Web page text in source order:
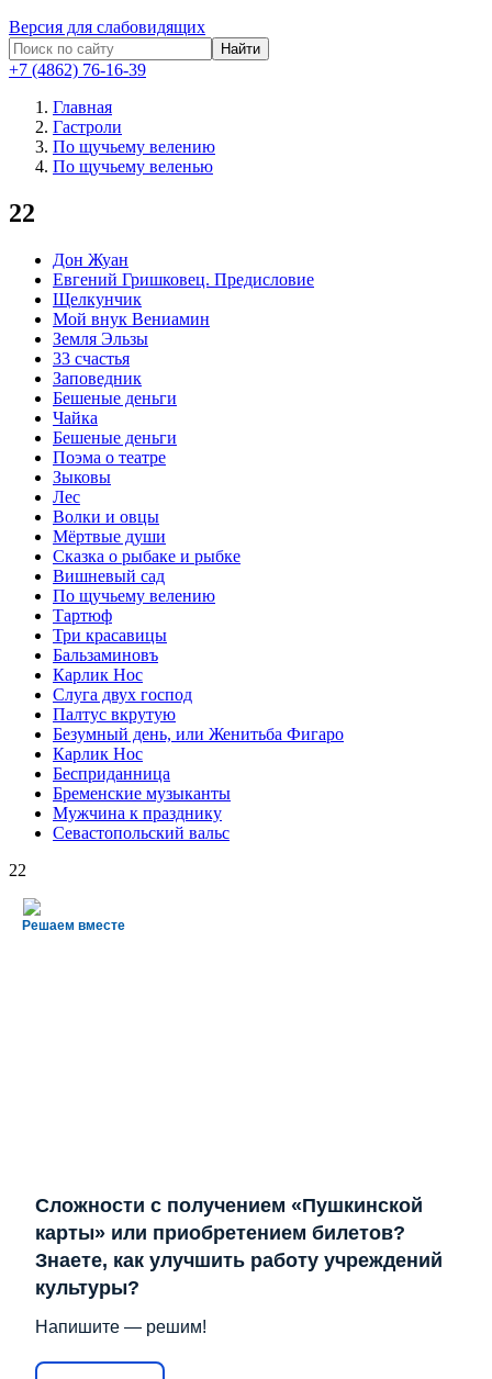
Версия для слабовидящих
Найти
+7 (4862) 76-16-39
Главная
Гастроли
По щучьему велению
По щучьему веленью
22
Дон Жуан
Евгений Гришковец. Предисловие
Щелкунчик
Мой внук Вениамин
Земля Эльзы
33 счастья
Заповедник
Бешеные деньги
Чайка
Бешеные деньги
Поэма о театре
Зыковы
Лес
Волки и овцы
Мёртвые души
Сказка о рыбаке и рыбке
Вишневый сад
По щучьему велению
Тартюф
Три красавицы
Бальзаминовъ
Карлик Нос
Слуга двух господ
Палтус вкрутую
Безумный день, или Женитьба Фигаро
Карлик Нос
Бесприданница
Бременские музыканты
Мужчина к празднику
Севастопольский вальс
22
Решаем вместе
Сложности с получением «Пушкинской
карты» или приобретением билетов?
Знаете, как улучшить работу учреждений
культуры?
Напишите — решим!